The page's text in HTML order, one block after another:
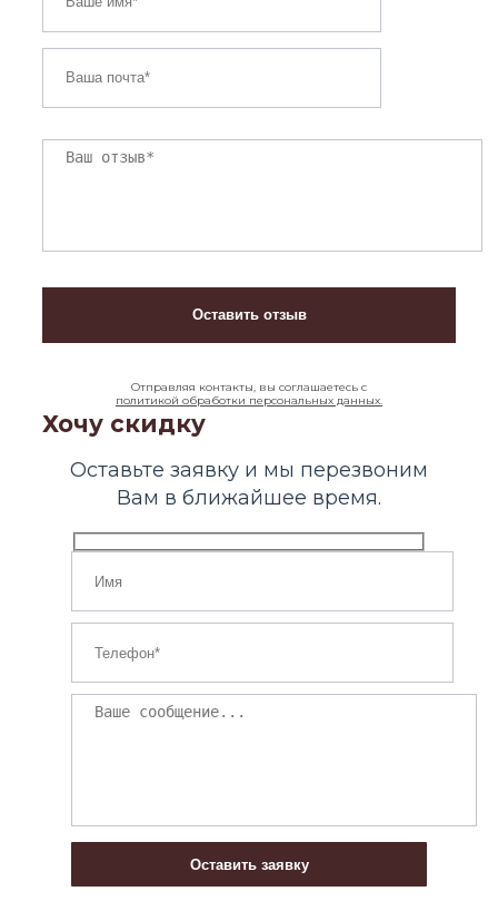
Отправляя контакты, вы соглашаетесь с
политикой обработки персональных данных.
Хочу скидку
Оставьте заявку и мы перезвоним
Вам в ближайшее время.
Оставить заявку